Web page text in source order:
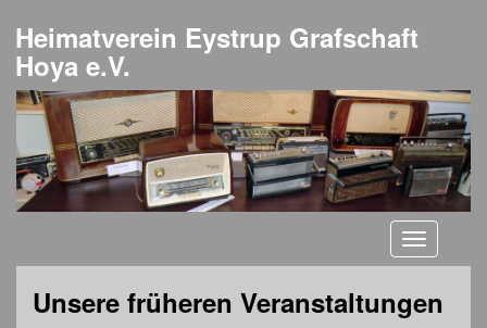
Heimatverein Eystrup Grafschaft
Hoya e.V.
Toggle
Unsere früheren Veranstaltungen